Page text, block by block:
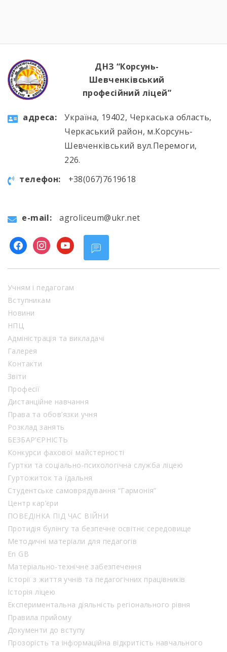
ДНЗ “Корсунь-
Шевченківський
професійний ліцей”
aдресa:
Україна, 19402, Черкаська область,
Черкаський район, м.Корсунь-
Шевченківський вул.Перемоги,
226.
телефон:
+38(067)7619618
e-mail: agroliceum@ukr.net
facebookinstagram
youtube
Учням і педагогам
Вступникам
Новини
НПЦ
Адміністрація та викладачі
Галерея
Контакти
Звіти
Професії
Дистанційне навчання
Права та обов’язки учня
Розклад занять
БЕЗБАР’ЄРНІСТЬ
Конкурси фахової майстерності
Гуртки та соціально-психологічна служба ліцею
Гуртожиток та їдальня
Студентське самоврядування “Гармонія”
Центр кар’єри
ПОВЕДІНКА ПІД ЧАС ВІЙНИ
Протидія булінгу та безпечне освітнє середовище
Методичні матеріали для педагогів
En GB
Матеріально-технічне забезпечення
Історії з життя учнів та педагогічних працівників
Історія ліцею
Експериментальна діяльність регіонального рівня
Правила прийому
Документи до вступу
Прозорість та інформаційна відкритість навчального